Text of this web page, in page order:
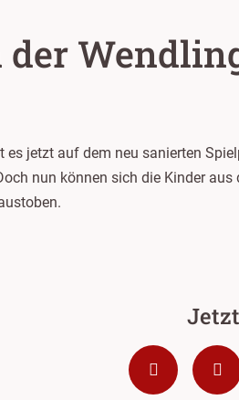
es jetzt auf dem neu sanierten
nun können sich die Kinder